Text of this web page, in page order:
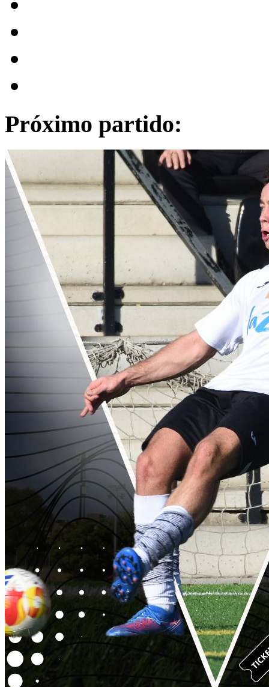
Próximo partido: